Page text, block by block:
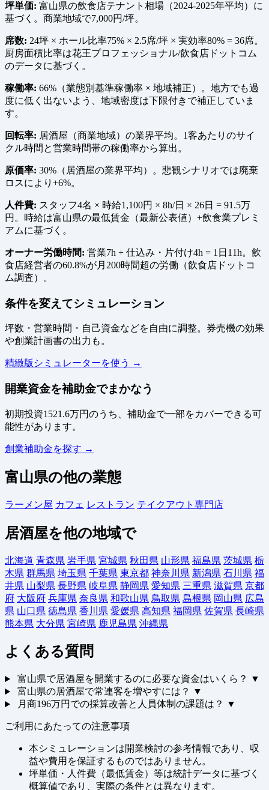
坪単価: 富山県の飲食店テナント相場（2024-2025年平均）に
基づく。商業地域で7,000円/坪。
席数: 24坪 × ホール比率75% × 2.5席/坪 × 実効率80% = 36席。
厨房面積比率は花王プロフェッショナル/飲食店ドットコム
のデータに基づく。
稼働率: 66%（業態別基準稼働率 × 地域補正）。地方でも過
度に低く出ないよう、地域密度は下限付きで補正していま
す。
回転率: 居酒屋（商業地域）の業界平均。1客あたりのサイ
クル時間と営業時間帯の稼働率から算出。
原価率: 30%（居酒屋の業界平均）。悲観シナリオでは廃棄
ロスにより+6%。
人件費: スタッフ4名 × 時給1,100円 × 8h/日 × 26日 = 91.5万
円。時給は富山県の最低賃金（最新公表値）+飲食業プレミ
アムに基づく。
オーナー労働時間: 営業7h + 仕込み・片付け4h = 1日11h。飲
食店経営者の60.8%が月200時間超の労働（飲食店ドットコ
ム調査）。
条件を変えてシミュレーション
坪数・営業時間・自己資金などを自由に調整。券売機の効果
や創業計画書の出力も。
精緻版シミュレーターを使う →
開業資金を補助金でまかなう
初期投資1521.6万円のうち、補助金で一部をカバーできる可
能性があります。
創業補助金を探す →
富山県の他の業態
ラーメン屋 カフェ レストラン テイクアウト専門店
居酒屋を他の地域で
北海道 青森県 岩手県 宮城県 秋田県 山形県 福島県 茨城県 栃
木県 群馬県 埼玉県 千葉県 東京都 神奈川県 新潟県 石川県 福
井県 山梨県 長野県 岐阜県 静岡県 愛知県 三重県 滋賀県 京都
府 大阪府 兵庫県 奈良県 和歌山県 鳥取県 島根県 岡山県 広島
県 山口県 徳島県 香川県 愛媛県 高知県 福岡県 佐賀県 長崎県
熊本県 大分県 宮崎県 鹿児島県 沖縄県
よくある質問
富山県で居酒屋を開業するのに必要な資金はいくら？
▼
富山県の居酒屋で常連客を増やすには？
▼
月商196万円での採算改善と人員体制の課題は？
▼
ご利用にあたっての注意事項
本シミュレーションは開業検討の参考情報であり、収
益や費用を保証するものではありません。
坪単価・人件費（最低賃金）等は統計データに基づく
概算値であり、実際の条件とは異なります。